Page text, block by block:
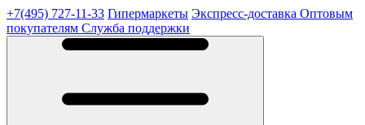
+7(495) 727-11-33 Гипермаркеты Экспресс-доставка Оптовым
покупателям Служба поддержки